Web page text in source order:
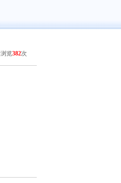
浏览382次